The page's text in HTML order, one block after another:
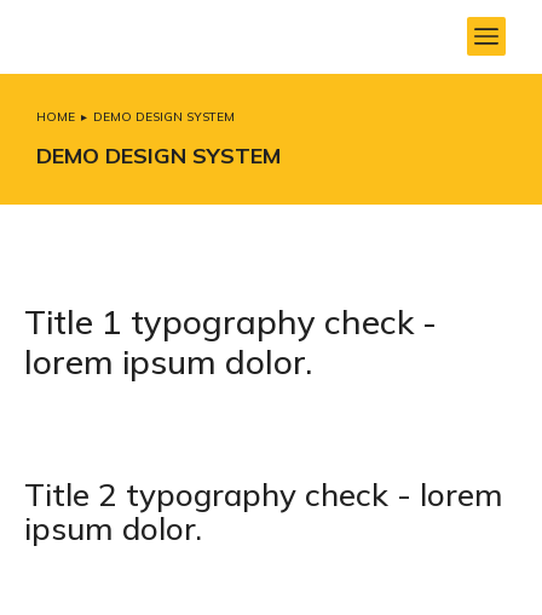
You are here:
HOME DEMO DESIGN SYSTEM
DEMO DESIGN SYSTEM
Title 1 typography check -
lorem ipsum dolor.
Title 2 typography check - lorem
ipsum dolor.